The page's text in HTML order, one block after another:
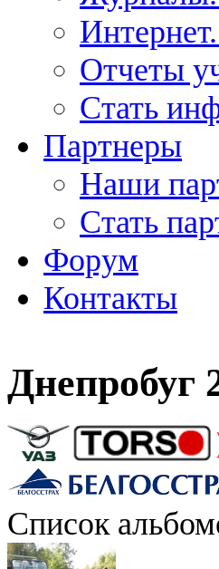
Отчеты
Стать
Партнеры
Наши
Стать
Форум
Контакты
Днепробуг
Список